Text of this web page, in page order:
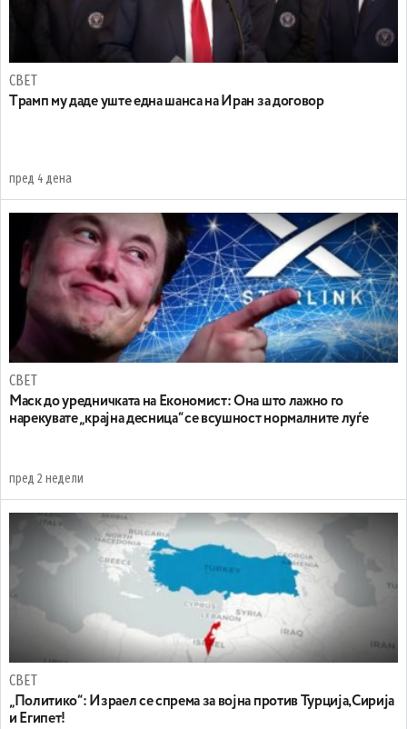
СВЕТ
Tрамп му даде уште една шанса на Иран за договор
пред 4 дена
СВЕТ
Маск до уредничката на Економист: Она што лажно го
нарекувате „крајна десница“ се всушност нормалните луѓе
пред 2 недели
СВЕТ
„Политико“: Израел се спрема за војна против Турција,Сирија
и Египет!